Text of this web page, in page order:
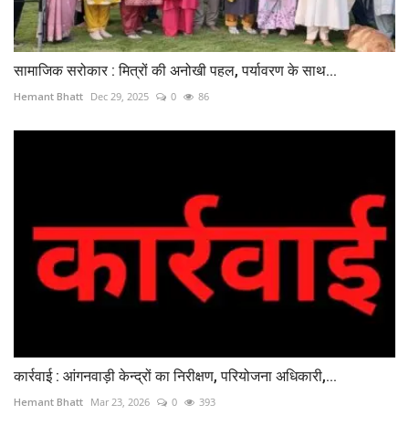
सामाजिक सरोकार : मित्रों की अनोखी पहल, पर्यावरण के साथ...
Hemant Bhatt Dec 29, 2025 0 86
कार्रवाई : आंगनवाड़ी केन्द्रों का निरीक्षण, परियोजना अधिकारी,...
Hemant Bhatt Mar 23, 2026 0 393